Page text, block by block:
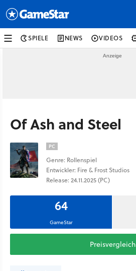
SPIELE NEWS VIDEOS
Of Ash and Steel
PC
Genre: Rollenspiel
Entwickler: Fire & Frost Studios
Release: 24.11.2025 (PC)
64
GameStar
Preisvergleich